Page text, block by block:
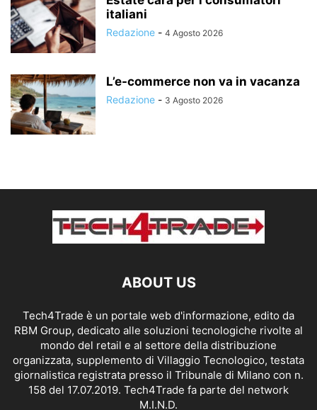
italiani
Redazione - 4 Agosto 2026
L’e-commerce non va in vacanza
Redazione - 3 Agosto 2026
ABOUT US
Tech4Trade è un portale web d'informazione, edito da
RBM Group, dedicato alle soluzioni tecnologiche rivolte al
mondo del retail e al settore della distribuzione
organizzata, supplemento di Villaggio Tecnologico, testata
giornalistica registrata presso il Tribunale di Milano con n.
158 del 17.07.2019. Tech4Trade fa parte del network
M.I.N.D.